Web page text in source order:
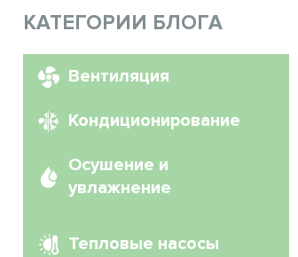
КАТЕГОРИИ БЛОГА
Вентиляция
Кондиционирование
Осушение и
увлажнение
Тепловые насосы